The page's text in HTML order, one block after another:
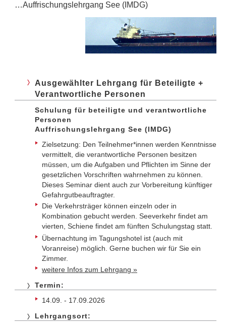
…Auffrischungslehrgang See (IMDG)
Ausgewählter Lehrgang für Beteiligte +
Verantwortliche Personen
Schulung für beteiligte und verantwortliche
Personen
Auffrischungslehrgang See (IMDG)
Zielsetzung: Den Teilnehmer*innen werden Kenntnisse
vermittelt, die verantwortliche Personen besitzen
müssen, um die Aufgaben und Pflichten im Sinne der
gesetzlichen Vorschriften wahrnehmen zu können.
Dieses Seminar dient auch zur Vorbereitung künftiger
Gefahrgutbeauftragter.
Die Verkehrsträger können einzeln oder in
Kombination gebucht werden. Seeverkehr findet am
vierten, Schiene findet am fünften Schulungstag statt.
Übernachtung im Tagungshotel ist (auch mit
Voranreise) möglich. Gerne buchen wir für Sie ein
Zimmer.
weitere Infos zum Lehrgang »
Termin:
14.09. - 17.09.2026
Lehrgangsort: